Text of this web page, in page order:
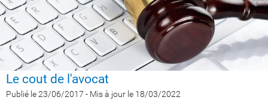
Le cout de l'avocat
Publié le 23/06/2017 - Mis à jour le 18/03/2022